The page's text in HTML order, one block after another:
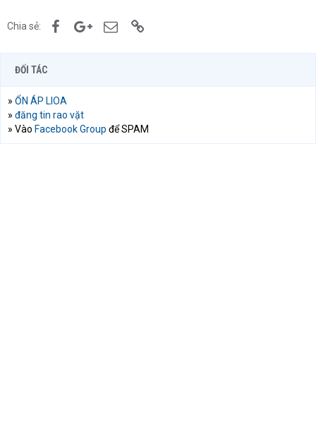
Chia sẻ: FacebookGoogle+Email
ĐỐI TÁC
» ỔN ÁP LIOA
» đăng tin rao vặt
» Vào Facebook Group để SPAM